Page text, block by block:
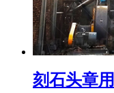
刻石头章